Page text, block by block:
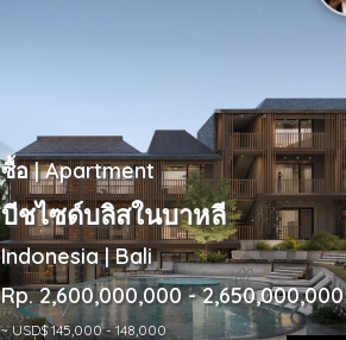
ซื้อ | Apartment
บีชไซด์บลิสในบาหลี
Indonesia | Bali
Rp. 2,600,000,000 - 2,650,000,000
~ USD$ 145,000 - 148,000